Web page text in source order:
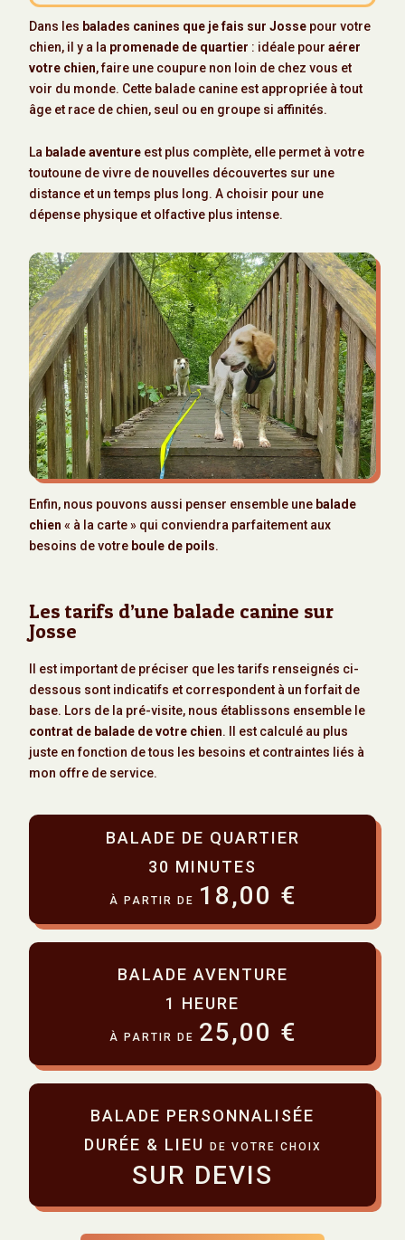
Dans les balades canines que je fais sur Josse pour votre
chien, il y a la promenade de quartier : idéale pouraérer
votre chien, faire une coupure non loin de chez vous et
voir du monde. Cette balade canine est appropriée à tout
âge et race de chien, seul ou en groupe si affinités.
La balade aventure est plus complète, elle permet à votre
toutoune de vivre de nouvelles découvertes sur une
distance et un temps plus long. A choisir pour une
dépense physique et olfactive plus intense.
Enfin, nous pouvons aussi penser ensemble une balade
chien « à la carte » qui conviendra parfaitement aux
besoins de votre boule de poils.
Les tarifs d’une balade canine sur
Josse
Il est important de préciser que les tarifs renseignés ci-
dessous sont indicatifs et correspondent à un forfait de
base. Lors de la pré-visite, nous établissons ensemble le
contrat de balade de votre chien. Il est calculé au plus
juste en fonction de tous les besoins et contraintes liés à
mon offre de service.
BALADE DE QUARTIER
30 MINUTES
À PARTIR DE 18,00 €
BALADE AVENTURE
1 HEURE
À PARTIR DE 25,00 €
BALADE PERSONNALISÉE
DURÉE & LIEU DE VOTRE CHOIX
SUR DEVIS